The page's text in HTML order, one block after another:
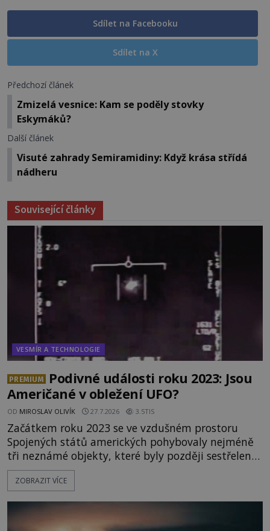
Sdílet na Facebooku
Sdílet na X
Předchozí článek
Zmizelá vesnice: Kam se poděly stovky
Eskymáků?
Další článek
Visuté zahrady Semiramidiny: Když krása střídá
nádheru
Související články
VESMÍR A TECHNOLOGIE
PREMIUM
Podivné události roku 2023: Jsou
Američané v obležení UFO?
OD MIROSLAV OLIVÍK 27.7.2026 3.5TIS
Začátkem roku 2023 se ve vzdušném prostoru
Spojených států amerických pohybovaly nejméně
tři neznámé objekty, které byly později sestřeleny.
Do dnešních dnů nebyly trosky těchto létajících
těles objeveny. Je možné, že šlo o nějaké nové
mimozemského původu? Dne 4. února roku 2023
vydává
ZOBRAZIT VÍCE